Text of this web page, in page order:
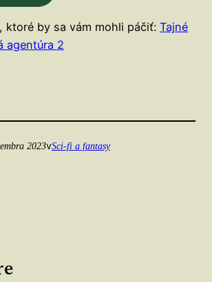
ktoré by sa vám mohli páčiť: Tajné
agentúra 2
2023vSci-fi a fantasy